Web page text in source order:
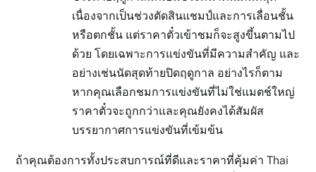
เนื่องจากเป็นช่วงตัดสินแชมป์และการเลื่อนชั้น
หรือตกชั้น แต่ราคาตั๋วเข้าชมก็จะสูงขึ้นตามไป
ด้วย โดยเฉพาะการแข่งขันที่มีความสำคัญ และ
อย่างเช่นนัดสุดท้ายปิดฤดูกาล อย่างไรก็ตาม
หากคุณเลือกชมการแข่งขันที่ไม่ใช่แมตช์ใหญ่
ราคาตั๋วจะถูกกว่าและคุณยังคงได้สัมผัส
บรรยากาศการแข่งขันที่เข้มข้น
ถ้าคุณต้องการทั้งประสบการณ์ที่ดีและราคาที่คุ้มค่า Thai